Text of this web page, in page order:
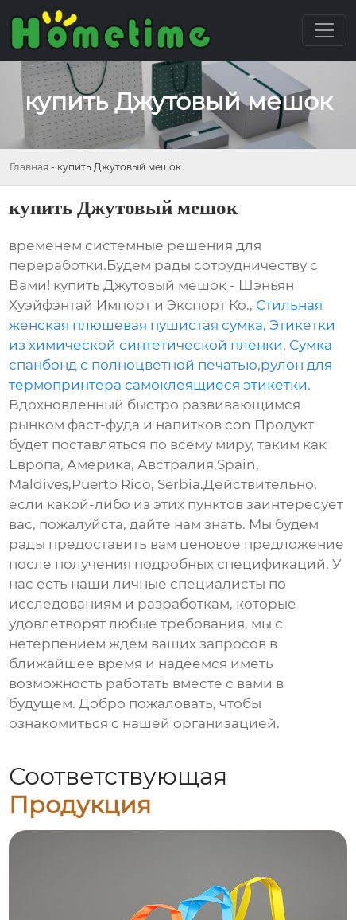
купить Джутовый мешок
Главная - купить Джутовый мешок
купить Джутовый мешок
временем системные решения для
переработки.Будем рады сотрудничеству с
Вами! купить Джутовый мешок - Шэньян
Хуэйфэнтай Импорт и Экспорт Ко., Стильная
женская плюшевая пушистая сумка,Этикетки
из химической синтетической пленки, Сумка
спанбонд с полноцветной печатью,рулон для
термопринтера самоклеящиеся этикетки.
Вдохновленный быстро развивающимся
рынком фаст-фуда и напитков con Продукт
будет поставляться по всему миру, таким как
Европа, Америка, Австралия,Spain,
Maldives,Puerto Rico, Serbia.Действительно,
если какой-либо из этих пунктов заинтересует
вас, пожалуйста, дайте нам знать. Мы будем
рады предоставить вам ценовое предложение
после получения подробных спецификаций. У
нас есть наши личные специалисты по
исследованиям и разработкам, которые
удовлетворят любые требования, мы с
нетерпением ждем ваших запросов в
ближайшее время и надеемся иметь
возможность работать вместе с вами в
будущем. Добро пожаловать, чтобы
ознакомиться с нашей организацией.
Соответствующая
Продукция